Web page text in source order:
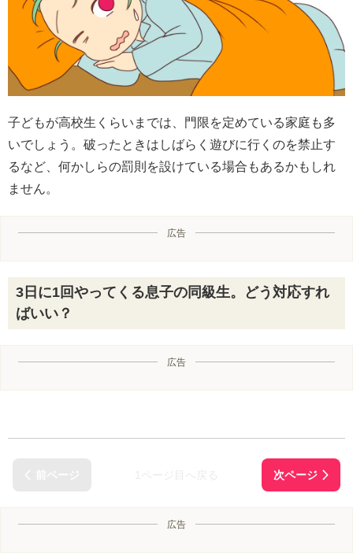
子どもが高校生くらいまでは、門限を定めている家庭も多
いでしょう。破ったときはしばらく遊びに行くのを禁止す
るなど、何かしらの罰則を設けている場合もあるかもしれ
ません。
広告
3日に1回やってくる息子の同級生。どう対応すれ
ばいい？
広告
広告